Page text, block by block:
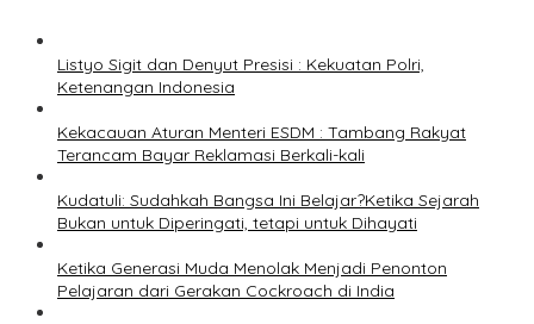
Listyo Sigit dan Denyut Presisi : Kekuatan Polri,
Ketenangan Indonesia
Kekacauan Aturan Menteri ESDM : Tambang Rakyat
Terancam Bayar Reklamasi Berkali-kali
Kudatuli: Sudahkah Bangsa Ini Belajar?Ketika Sejarah
Bukan untuk Diperingati, tetapi untuk Dihayati
Ketika Generasi Muda Menolak Menjadi Penonton
Pelajaran dari Gerakan Cockroach di India